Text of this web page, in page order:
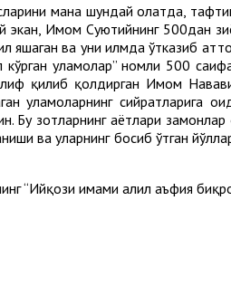
мана шундай ҳолатда,
экан, Имом Суютийнинг 500дан
ва уни илмда ўтказиб
уламолар” номли 500
қилиб қолдирган Имом
уламоларнинг сийратларига
Бу зотларнинг ҳаётлари
ва уларнинг босиб ўтган
“Ийқози ҳимами аҳлил аъфия